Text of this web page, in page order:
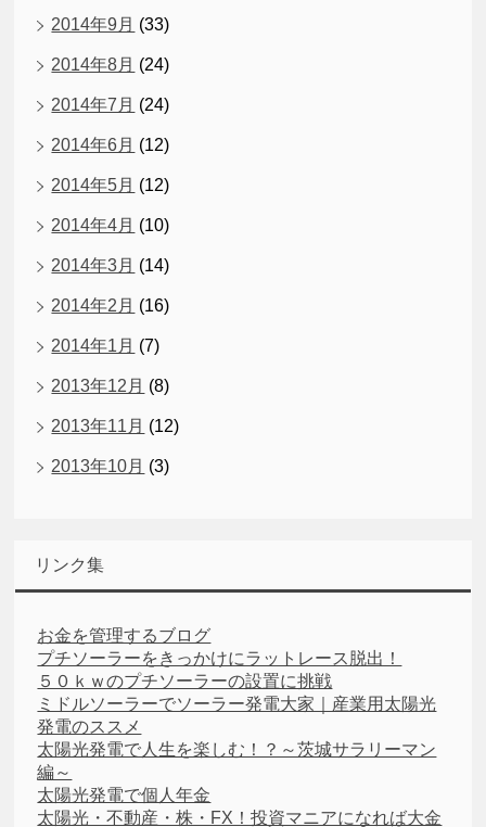
2014年9月 (33)
2014年8月 (24)
2014年7月 (24)
2014年6月 (12)
2014年5月 (12)
2014年4月 (10)
2014年3月 (14)
2014年2月 (16)
2014年1月 (7)
2013年12月 (8)
2013年11月 (12)
2013年10月 (3)
リンク集
お金を管理するブログ
プチソーラーをきっかけにラットレース脱出！
５０ｋｗのプチソーラーの設置に挑戦
ミドルソーラーでソーラー発電大家｜産業用太陽光
発電のススメ
太陽光発電で人生を楽しむ！？～茨城サラリーマン
編～
太陽光発電で個人年金
太陽光・不動産・株・FX！投資マニアになれば大金